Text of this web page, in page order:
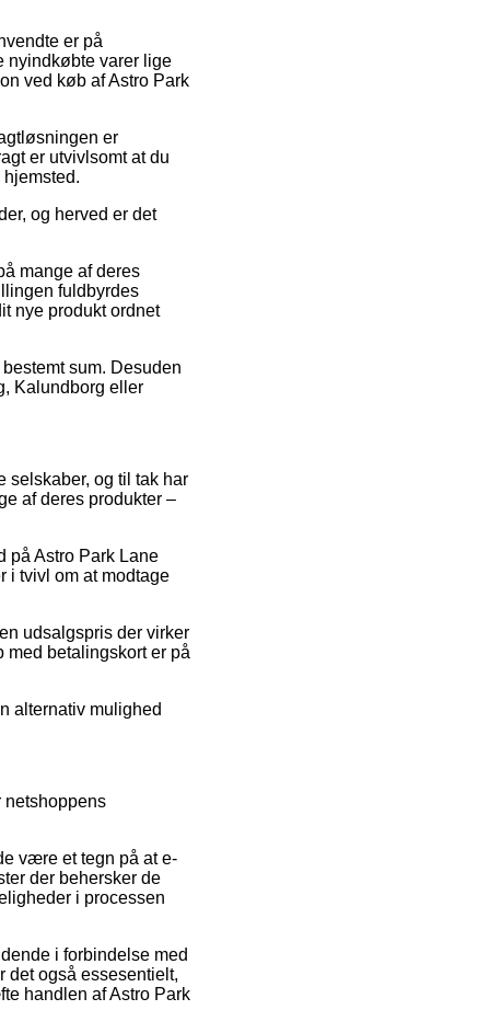
er på
nyindkøbte varer lige
ved køb af Astro Park
er
er utvivlsomt at du
og herved er det
mange af deres
fuldbyrdes
nye produkt ordnet
sum. Desuden
Kalundborg eller
selskaber, og til tak har
af deres produkter –
på Astro Park Lane
i tvivl om at modtage
udsalgspris der virker
betalingskort er på
alternativ mulighed
netshoppens
være et tegn på at e-
der behersker de
i processen
i forbindelse med
det også essesentielt,
handlen af Astro Park